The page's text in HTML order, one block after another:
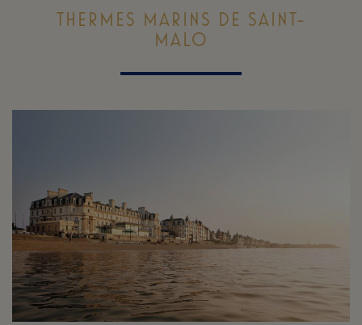
THERMES MARINS DE SAINT-
MALO